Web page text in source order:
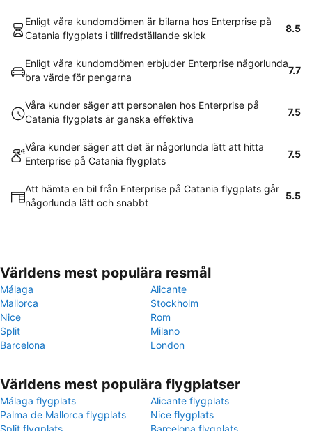
Enligt våra kundomdömen är bilarna hos Enterprise på
Catania flygplats i tillfredställande skick
8.5
Enligt våra kundomdömen erbjuder Enterprise någorlunda
bra värde för pengarna
7.7
Våra kunder säger att personalen hos Enterprise på
Catania flygplats är ganska effektiva
7.5
Våra kunder säger att det är någorlunda lätt att hitta
Enterprise på Catania flygplats
7.5
Att hämta en bil från Enterprise på Catania flygplats går
någorlunda lätt och snabbt
5.5
Världens mest populära resmål
Málaga
Alicante
Mallorca
Stockholm
Nice
Rom
Split
Milano
Barcelona
London
Världens mest populära flygplatser
Málaga flygplats
Alicante flygplats
Palma de Mallorca flygplats
Nice flygplats
Split flygplats
Barcelona flygplats